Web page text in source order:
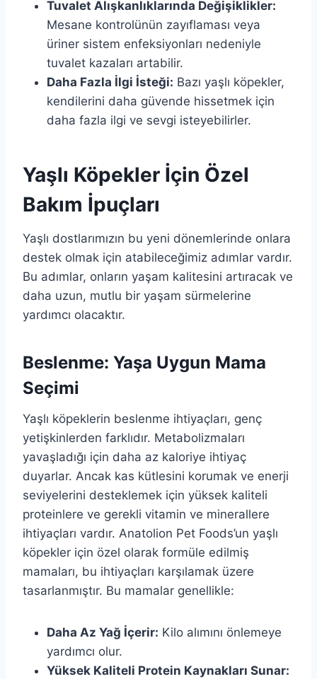
Tuvalet Alışkanlıklarında Değişiklikler:
Mesane kontrolünün zayıflaması veya
üriner sistem enfeksiyonları nedeniyle
tuvalet kazaları artabilir.
Daha Fazla İlgi İsteği: Bazı yaşlı köpekler,
kendilerini daha güvende hissetmek için
daha fazla ilgi ve sevgi isteyebilirler.
Yaşlı Köpekler İçin Özel
Bakım İpuçları
Yaşlı dostlarımızın bu yeni dönemlerinde onlara
destek olmak için atabileceğimiz adımlar vardır.
Bu adımlar, onların yaşam kalitesini artıracak ve
daha uzun, mutlu bir yaşam sürmelerine
yardımcı olacaktır.
Beslenme: Yaşa Uygun Mama
Seçimi
Yaşlı köpeklerin beslenme ihtiyaçları, genç
yetişkinlerden farklıdır. Metabolizmaları
yavaşladığı için daha az kaloriye ihtiyaç
duyarlar. Ancak kas kütlesini korumak ve enerji
seviyelerini desteklemek için yüksek kaliteli
proteinlere ve gerekli vitamin ve minerallere
ihtiyaçları vardır. Anatolion Pet Foods’un yaşlı
köpekler için özel olarak formüle edilmiş
mamaları, bu ihtiyaçları karşılamak üzere
tasarlanmıştır. Bu mamalar genellikle:
Daha Az Yağ İçerir: Kilo alımını önlemeye
yardımcı olur.
Yüksek Kaliteli Protein Kaynakları Sunar: